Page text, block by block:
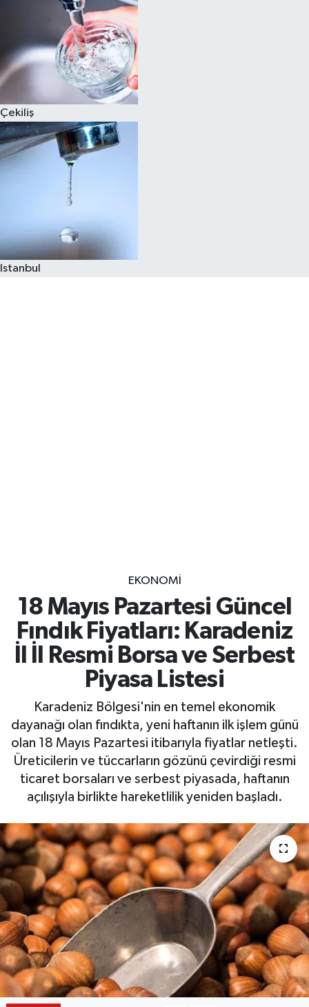
Çekiliş
Istanbul
EKONOMİ
18 Mayıs Pazartesi Güncel
Fındık Fiyatları: Karadeniz
İl İl Resmi Borsa ve Serbest
Piyasa Listesi
Karadeniz Bölgesi'nin en temel ekonomik
dayanağı olan fındıkta, yeni haftanın ilk işlem günü
olan 18 Mayıs Pazartesi itibarıyla fiyatlar netleşti.
Üreticilerin ve tüccarların gözünü çevirdiği resmi
ticaret borsaları ve serbest piyasada, haftanın
açılışıyla birlikte hareketlilik yeniden başladı.